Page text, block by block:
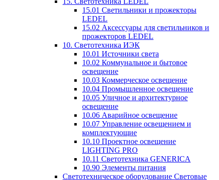
15.01 Светильники и прожекторы
LEDEL
15.02 Аксессуары для светильников и
прожекторов LEDEL
10. Светотехника ИЭК
10.01 Источники света
10.02 Коммунальное и бытовое
освещение
10.03 Коммерческое освещение
10.04 Промышленное освещение
10.05 Уличное и архитектурное
освещение
10.06 Аварийное освещение
10.07 Управление освещением и
комплектующие
10.10 Проектное освещение
LIGHTING PRO
10.11 Светотехника GENERICA
10.90 Элементы питания
Светотехническое оборудование Световые